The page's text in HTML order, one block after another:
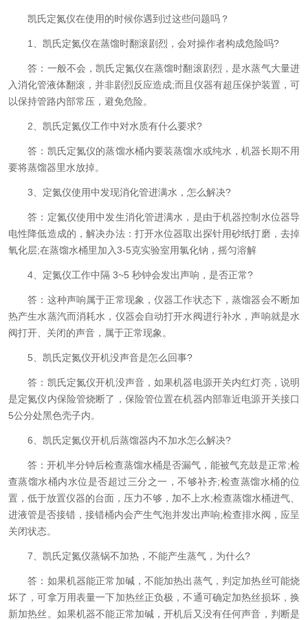
凯氏定氮仪在使用的时候你遇到过这些问题吗？
1、凯氏定氮仪在蒸馏时翻滚剧烈，会对操作者构成危险吗?
答：一般不会，凯氏定氮仪在蒸馏时翻滚剧烈，是水蒸气大量进
入消化管液体翻滚，并非剧烈反应造成;而且仪器有超压保护装置，可
以保持管路内部常压，避免危险。
2、凯氏定氮仪工作中对水质有什么要求?
答：凯氏定氮仪的蒸馏水桶内要装蒸馏水或纯水，机器长期不用
要将蒸馏器里水放掉。
3、定氮仪使用中发现消化管进满水，怎么解决?
答：定氮仪使用中发生消化管进满水，是由于机器控制水位器导
电性降低造成的，解决办法：打开水位器取出探针用砂纸打磨，去掉
氧化层;在蒸馏水桶里加入3-5克实验室用氯化钠，摇匀溶解
4、定氮仪工作中隔 3~5 秒钟会发出声响，是否正常?
答：这种声响属于正常现象，仪器工作状态下，蒸馏器会不断加
热产生水蒸汽而消耗水，仪器会自动打开水阀进行补水，声响就是水
阀打开、关闭的声音，属于正常现象。
5、凯氏定氮仪开机没声音是怎么回事?
答：凯氏定氮仪开机没声音，如果机器电源开关内红灯亮，说明
是定氮仪内保险管烧断了，保险管位置在机器内部靠近电源开关接口
5公分处黑色壳子内。
6、凯氏定氮仪开机后蒸馏器内不加水怎么解决?
答：开机半分钟后检查蒸馏水桶是否漏气，能被气充鼓是正常;检
查蒸馏水桶内水位是否超过三分之一，不够补齐;检查蒸馏水桶的位
置，低于放置仪器的台面，压力不够，加不上水;检查蒸馏水桶进气、
进液管是否接错，接错桶内会产生气泡并发出声响;检查排水阀，应呈
关闭状态。
7、凯氏定氮仪蒸锅不加热，不能产生蒸气，为什么?
答：如果机器能正常加碱，不能加热出蒸气，判定加热丝可能烧
坏了，可拿万用表量一下加热丝正负极，不通可确定加热丝损坏，换
新加热丝。如果机器不能正常加碱，开机后又没有任何声音，判断是